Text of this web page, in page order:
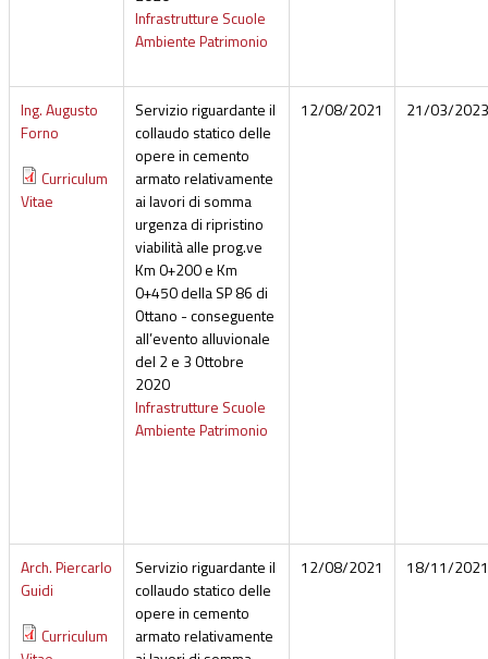
Infrastrutture Scuole
Ambiente Patrimonio
Ing. Augusto
Forno
Curriculum
Vitae
Servizio riguardante il
collaudo statico delle
opere in cemento
armato relativamente
ai lavori di somma
urgenza di ripristino
viabilità alle prog.ve
Km 0+200 e Km
0+450 della SP 86 di
Ottano - conseguente
all’evento alluvionale
del 2 e 3 Ottobre
2020
Infrastrutture Scuole
Ambiente Patrimonio
12/08/2021 21/03/2023
Arch. Piercarlo
Guidi
Curriculum
Servizio riguardante il
collaudo statico delle
opere in cemento
armato relativamente
12/08/2021 18/11/2021